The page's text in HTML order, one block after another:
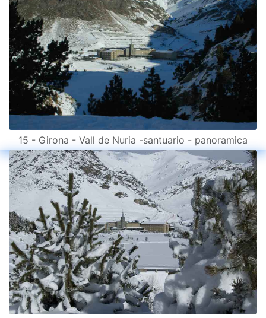
15 - Girona - Vall de Nuria -santuario - panoramica